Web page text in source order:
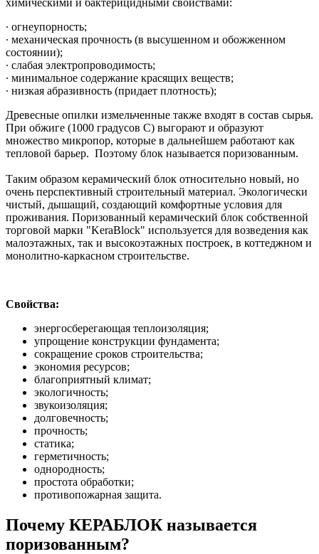
∙ огнеупорность;
∙ механическая прочность (в высушенном и обожженном
состоянии);
∙ слабая электропроводимость;
∙ минимальное содержание красящих веществ;
∙ низкая абразивность (придает плотность);
Древесные опилки измельченные также входят в состав сырья.
При обжиге (1000 градусов С) выгорают и образуют
множество микропор, которые в дальнейшем работают как
тепловой барьер. Поэтому блок называется поризованным.
Таким образом керамический блок относительно новый, но
очень перспективный строительный материал. Экологически
чистый, дышащий, создающий комфортные условия для
проживания. Поризованный керамический блок собственной
торговой марки "KeraBlock" используется для возведения как
малоэтажных, так и высокоэтажных построек, в коттеджном и
монолитно-каркасном строительстве.
Свойства:
энергосберегающая теплоизоляция;
упрощение конструкции фундамента;
сокращение сроков строительства;
экономия ресурсов;
благоприятный климат;
экологичность;
звукоизоляция;
долговечность;
прочность;
статика;
герметичность;
однородность;
простота обработки;
противопожарная защита.
Почему КЕРАБЛОК называется
поризованным?